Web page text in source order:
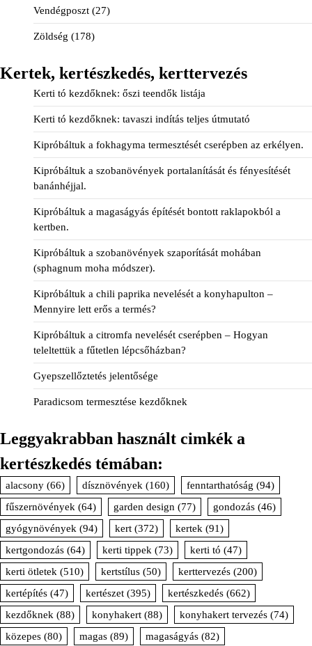
Vendégposzt (27)
Zöldség (178)
Kertek, kertészkedés, kerttervezés
Kerti tó kezdőknek: őszi teendők listája
Kerti tó kezdőknek: tavaszi indítás teljes útmutató
Kipróbáltuk a fokhagyma termesztését cserépben az erkélyen.
Kipróbáltuk a szobanövények portalanítását és fényesítését
banánhéjjal.
Kipróbáltuk a magaságyás építését bontott raklapokból a
kertben.
Kipróbáltuk a szobanövények szaporítását mohában
(sphagnum moha módszer).
Kipróbáltuk a chili paprika nevelését a konyhapulton –
Mennyire lett erős a termés?
Kipróbáltuk a citromfa nevelését cserépben – Hogyan
teleltettük a fűtetlen lépcsőházban?
Gyepszellőztetés jelentősége
Paradicsom termesztése kezdőknek
Leggyakrabban használt cimkék a
kertészkedés témában:
alacsony (66) dísznövények (160) fenntarthatóság (94)
fűszernövények (64) garden design (77) gondozás (46)
gyógynövények (94) kert (372) kertek (91)
kertgondozás (64) kerti tippek (73) kerti tó (47)
kerti ötletek (510) kertstílus (50) kerttervezés (200)
kertépítés (47) kertészet (395) kertészkedés (662)
kezdőknek (88) konyhakert (88) konyhakert tervezés (74)
közepes (80) magas (89) magaságyás (82)